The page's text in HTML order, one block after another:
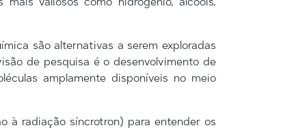
são alternativas a serem exploradas
de pesquisa é o desenvolvimento de
amplamente disponíveis no meio
à radiação síncrotron) para entender os